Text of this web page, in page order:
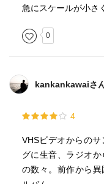
急にスケールが小さ
0
kankankawaiさ
4
‪VHSビデオからの
グに生音、ラジオ
の数々。前作から